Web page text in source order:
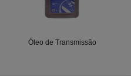
Óleo de Transmissão